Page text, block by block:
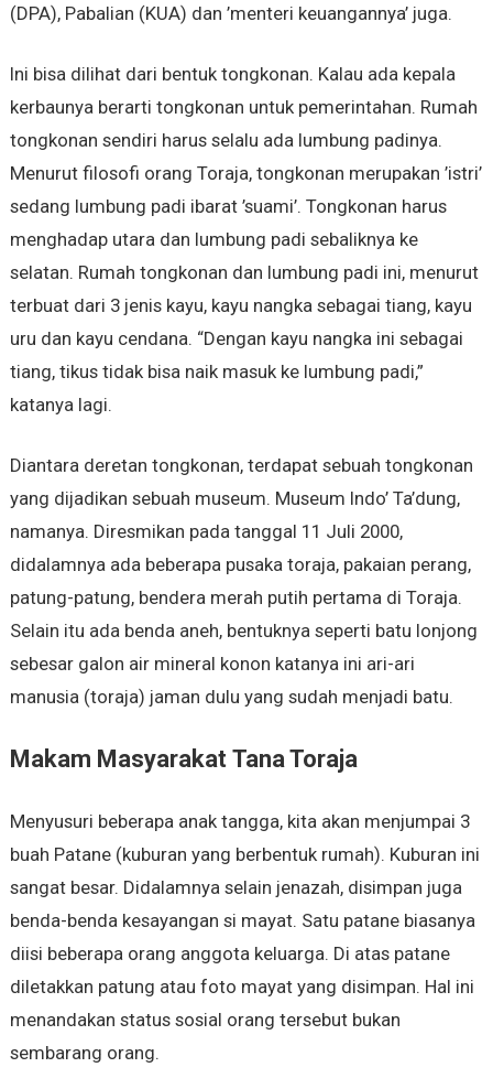
(DPA), Pabalian (KUA) dan ’menteri keuangannya’ juga.
Ini bisa dilihat dari bentuk tongkonan. Kalau ada kepala
kerbaunya berarti tongkonan untuk pemerintahan. Rumah
tongkonan sendiri harus selalu ada lumbung padinya.
Menurut filosofi orang Toraja, tongkonan merupakan ’istri’
sedang lumbung padi ibarat ’suami’. Tongkonan harus
menghadap utara dan lumbung padi sebaliknya ke
selatan. Rumah tongkonan dan lumbung padi ini, menurut
terbuat dari 3 jenis kayu, kayu nangka sebagai tiang, kayu
uru dan kayu cendana. “Dengan kayu nangka ini sebagai
tiang, tikus tidak bisa naik masuk ke lumbung padi,”
katanya lagi.
Diantara deretan tongkonan, terdapat sebuah tongkonan
yang dijadikan sebuah museum. Museum Indo’ Ta’dung,
namanya. Diresmikan pada tanggal 11 Juli 2000,
didalamnya ada beberapa pusaka toraja, pakaian perang,
patung-patung, bendera merah putih pertama di Toraja.
Selain itu ada benda aneh, bentuknya seperti batu lonjong
sebesar galon air mineral konon katanya ini ari-ari
manusia (toraja) jaman dulu yang sudah menjadi batu.
Makam Masyarakat Tana Toraja
Menyusuri beberapa anak tangga, kita akan menjumpai 3
buah Patane (kuburan yang berbentuk rumah). Kuburan ini
sangat besar. Didalamnya selain jenazah, disimpan juga
benda-benda kesayangan si mayat. Satu patane biasanya
diisi beberapa orang anggota keluarga. Di atas patane
diletakkan patung atau foto mayat yang disimpan. Hal ini
menandakan status sosial orang tersebut bukan
sembarang orang.